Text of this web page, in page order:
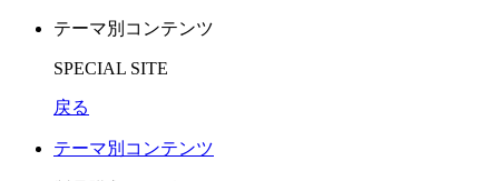
テーマ別コンテンツ
SPECIAL SITE
戻る
テーマ別コンテンツ